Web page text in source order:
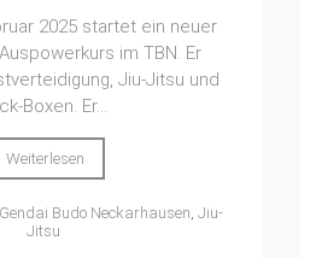
2025 startet ein neuer
im TBN. Er
Jiu-Jitsu und
Boxen. Er...
Weiterlesen
Gendai Budo Neckarhausen ,Jiu-
Jitsu